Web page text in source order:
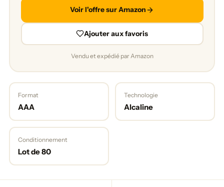
Voir l'offre sur Amazon
Ajouter aux favoris
Vendu et expédié par Amazon
Format
AAA
Technologie
Alcaline
Conditionnement
Lot de 80